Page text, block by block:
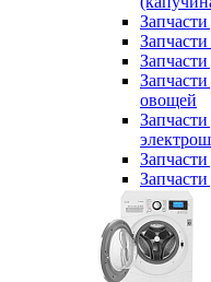
Запчасти
овощей